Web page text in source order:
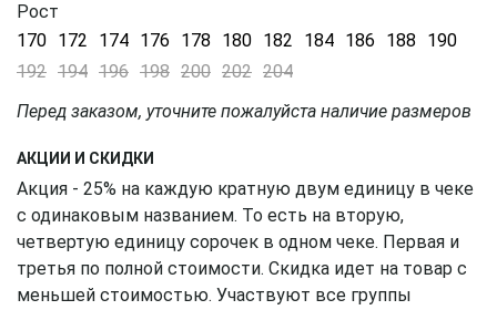
Рост
170 172 174 176 178 180 182 184 186 188 190
192 194 196 198 200 202 204
Перед заказом, уточните пожалуйста наличие размеров
АКЦИИ И СКИДКИ
Акция - 25% на каждую кратную двум единицу в чеке
с одинаковым названием. То есть на вторую,
четвертую единицу сорочек в одном чеке. Первая и
третья по полной стоимости. Скидка идет на товар с
меньшей стоимостью. Участвуют все группы